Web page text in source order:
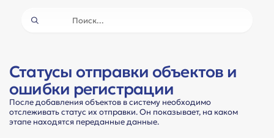
Статусы отправки объектов и
ошибки регистрации
После добавления объектов в систему необходимо
отслеживать статус их отправки. Он показывает, на каком
этапе находятся переданные данные.